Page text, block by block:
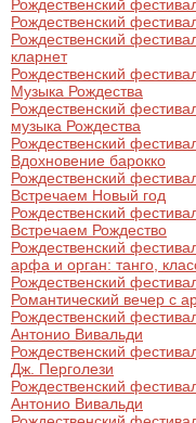
Рождественский
Рождественский
Рождественский
кларнет
Рождественский
Музыка Рождества
Рождественский
музыка Рождества
Рождественский
Вдохновение барокко
Рождественский
Встречаем Новый год
Рождественский
Встречаем Рождество
Рождественский
арфа и орган: танго,
Рождественский
Романтический вечер с
Рождественский
Антонио Вивальди
Рождественский
Дж. Перголези
Рождественский
Антонио Вивальди